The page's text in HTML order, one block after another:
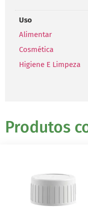
Uso
Alimentar
Cosmética
Higiene E Limpeza
Produtos